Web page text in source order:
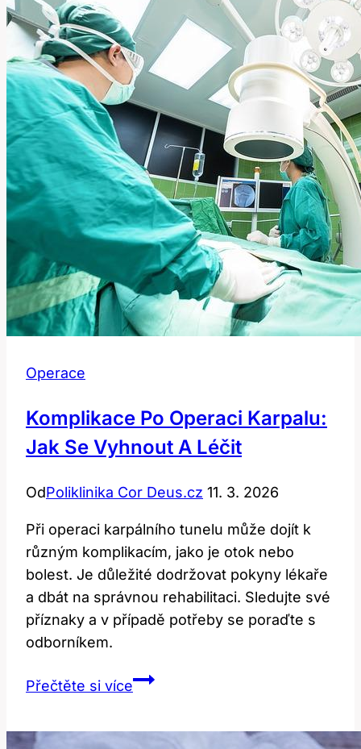
Příprava
na
operaci
Operace
Komplikace Po Operaci Karpalu:
Jak Se Vyhnout A Léčit
OdPoliklinika Cor Deus.cz 11. 3. 2026
Při operaci karpálního tunelu může dojít k
různým komplikacím, jako je otok nebo
bolest. Je důležité dodržovat pokyny lékaře
a dbát na správnou rehabilitaci. Sledujte své
příznaky a v případě potřeby se poraďte s
odborníkem.
Přečtěte si víceKomplikace